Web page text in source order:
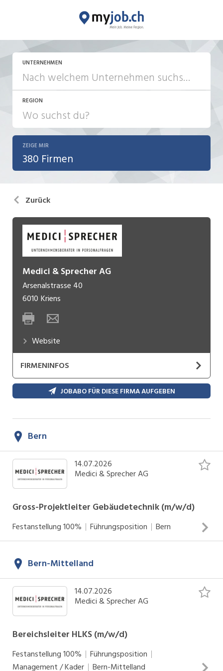
UNTERNEHMEN
REGION
ZEIGE MIR
380 Firmen
Zurück
Medici & Sprecher AG
Arsenalstrasse 40
6010 Kriens
Website
FIRMENINFOS
Willkommen bei Medici & Sprecher AG, Ihren
vertrauensvollen Partnern im
Mehr zu bieten als andere, ist seit 1997 unser
Antrieb. Wir sehen uns als Ihr Sparringpartner
und pflegen eine individuelle, ganzheitliche
Betrachtungsweise – Grundlage für eine
langfristige und nachhaltige Zusammenarbeit.
JOBABO FÜR DIESE FIRMA AUFGEBEN
Bern
14.07.2026
Medici & Sprecher AG
Gross-Projektleiter Gebäudetechnik (m/w/d)
Festanstellung100% Führungsposition Bern
Ihre Aufgaben Als Gesamtprojektleiter übernehmen Sie die
Gesamtverantwortung für sämtliche Gebäudetechnik-
Anlagen (HLKSE) eines technisch anspruchsvollen
Grossprojekts. Sie führen die Teilprojektleiter, koordinieren
die Zusammenarbeit mit dem Auftraggeber sowie
sorgen dafür, dass alle Fäden zusammenlaufen. Mit
unternehmerischem Weitblick stellen Sie die termin-,
kosten- und qualitätsgerechte Projektabwicklung sicher.
Bern-Mittelland
14.07.2026
Medici & Sprecher AG
Bereichsleiter HLKS (m/w/d)
Festanstellung100%
Führungsposition
Management / Kader
Bern-Mittelland